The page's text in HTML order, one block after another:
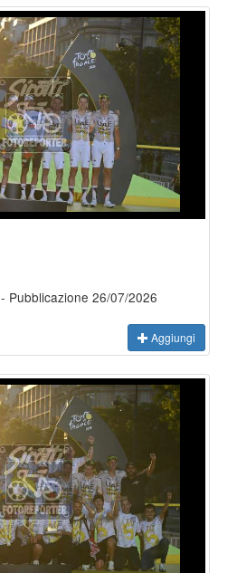
- Pubblicazione 26/07/2026
Aggiungi